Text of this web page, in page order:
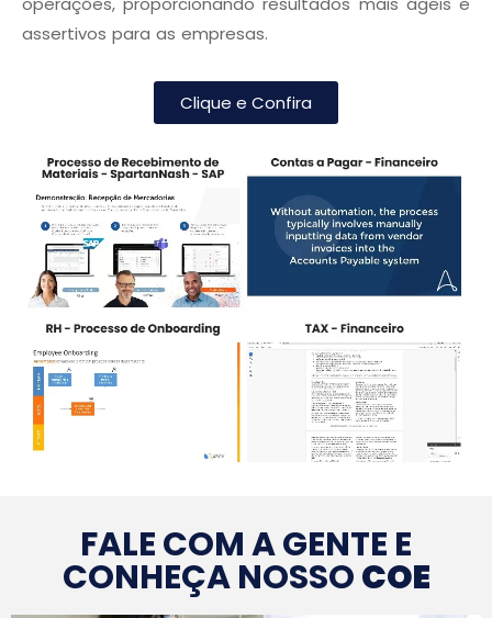
assertivos para as empresas.
Clique e Confira
FALE COM A GENTE E
CONHEÇA NOSSOCOE